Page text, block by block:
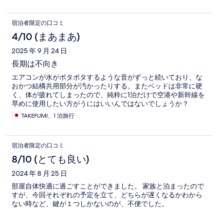
宿泊者限定の口コミ
4/10 (まあまあ)
2025 年 9 月 24 日
長期は不向き
エアコンが水がポタポタするような音がずっと続いており、な
おかつ結構共用部分が汚かったりする。またベッドは非常に硬
く、体が疲れてしまったので、純粋に1泊だけで空港や新幹線を
早めに使用したい方がうにはいいんではないでしょうか？
TAKEFUMI、1 泊旅行
宿泊者限定の口コミ
8/10 (とても良い)
2024 年 8 月 25 日
部屋自体快適に過ごすことができました。 家族と泊まったので
すが、今回それぞれの予定を立て、どちらが遅くなるかわから
ない時など、鍵が１つしかないのが、不便でした。